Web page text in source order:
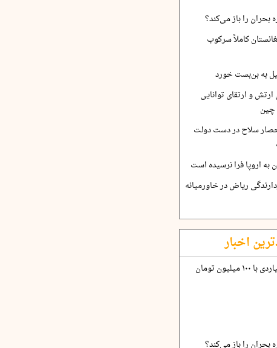
بحران را باز می‌کند؟
کاملاً سرکوب
به بن‌بست خورد
و ارتقای توانایی
چین
سلاح در دست دولت
به اروپا فرا نرسیده است
ریاض در خاورمیانه
اخبار
چگونه قرارداد ۱۰۰ میلیاردی با ۱۰۰ میلیون تومان
بحران را باز می‌کند؟